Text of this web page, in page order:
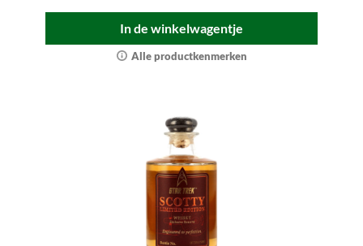
In de winkelwagentje
Alle productkenmerken